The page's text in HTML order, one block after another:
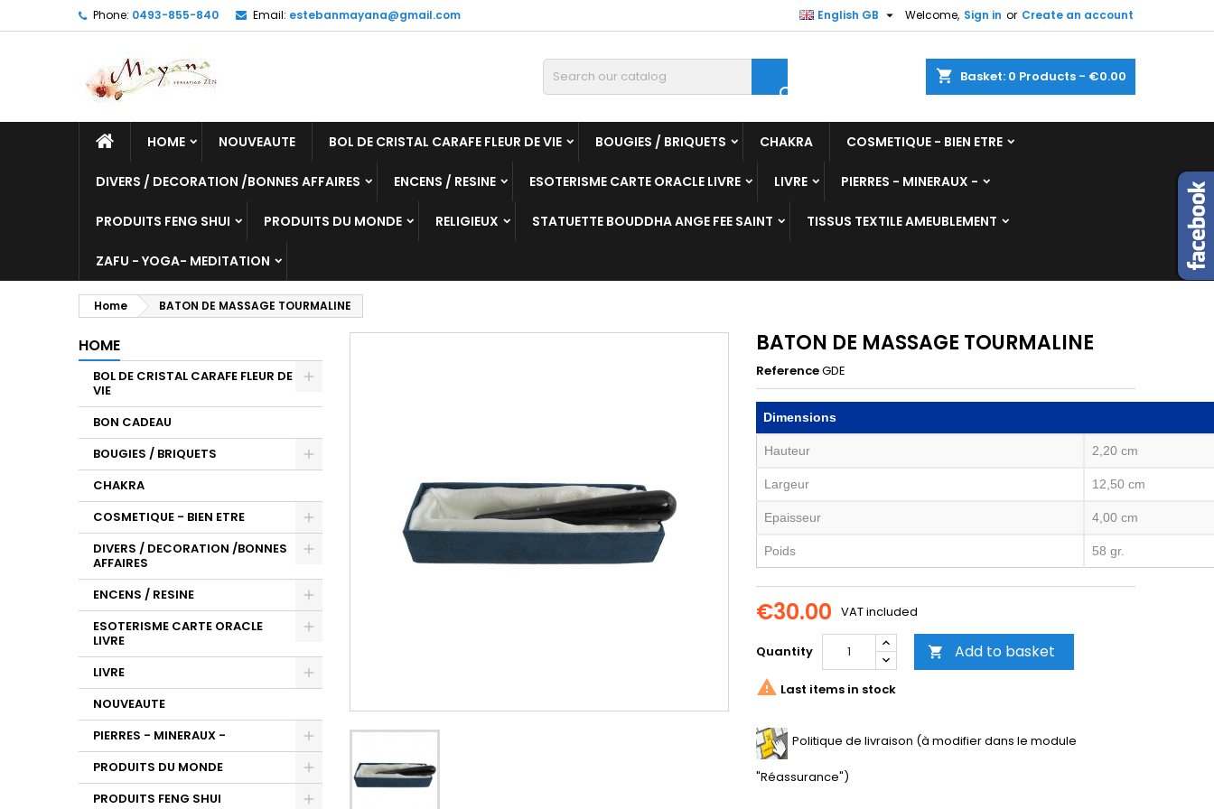
Phone: 0493-855-840 Email: estebanmayana@gmail.com Welcome, Sign in or Create an account
English GB 
shopping_cart Basket: 0 Products - €0.00

HOME NOUVEAUTE BOL DE CRISTAL CARAFE FLEUR DE VIE BOUGIES / BRIQUETS CHAKRA COSMETIQUE - BIEN ETRE
DIVERS / DECORATION /BONNES AFFAIRES ENCENS / RESINE ESOTERISME CARTE ORACLE LIVRE LIVRE PIERRES - MINERAUX -
PRODUITS FENG SHUI PRODUITS DU MONDE RELIGIEUX STATUETTE BOUDDHA ANGE FEE SAINT TISSUS TEXTILE AMEUBLEMENT
ZAFU - YOGA- MEDITATION
Home BATON DE MASSAGE TOURMALINE
HOME
BOL DE CRISTAL CARAFE FLEUR DE
VIE
BON CADEAU
BOUGIES / BRIQUETS
CHAKRA
COSMETIQUE - BIEN ETRE
DIVERS / DECORATION /BONNES
AFFAIRES
ENCENS / RESINE
ESOTERISME CARTE ORACLE
LIVRE
LIVRE
NOUVEAUTE
PIERRES - MINERAUX -
PRODUITS DU MONDE
PRODUITS FENG SHUI
BATON DE MASSAGE TOURMALINE
ReferenceGDE
Dimensions
Hauteur 2,20 cm
Largeur 12,50 cm
Epaisseur 4,00 cm
Poids 58 gr.
€30.00 VAT included
Quantity  Add to basket
 Last items in stock
Politique de livraison (à modifier dans le module
"Réassurance")